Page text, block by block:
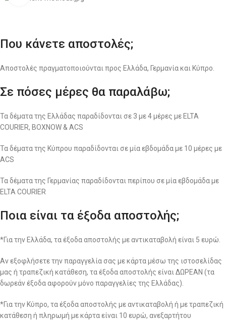
Που κάνετε αποστολές;
Αποστολές πραγματοποιούνται προς Ελλάδα, Γερμανία και Κύπρο.
Σε πόσες μέρες θα παραλάβω;
Τα δέματα της Ελλάδας παραδίδονται σε 3 με 4 μέρες με ELTA
COURIER, BOXNOW & ACS
Τα δέματα της Κύπρου παραδίδονται σε μία εβδομάδα με 10 μέρες με
ACS
Τα δέματα της Γερμανίας παραδίδονται περίπου σε μία εβδομάδα με
ELTA COURIER
Ποια είναι τα έξοδα αποστολής;
*Για την Ελλάδα, τα έξοδα αποστολής με αντικαταβολή είναι 5 ευρώ.
Αν εξοφλήσετε την παραγγελία σας με κάρτα μέσω της ιστοσελίδας
μας ή τραπεζική κατάθεση, τα έξοδα αποστολής είναι ΔΩΡΕΑΝ (τα
δωρεάν έξοδα αφορούν μόνο παραγγελίες της Ελλάδας).
*Για την Κύπρο, τα έξοδα αποστολής με αντικαταβολή ή με τραπεζική
κατάθεση ή πληρωμή με κάρτα είναι 10 ευρώ, ανεξαρτήτου